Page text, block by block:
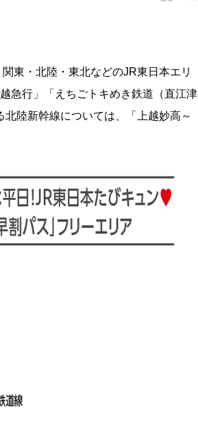
東・北陸・東北などのJR東日本エリ
急行」「えちごトキめき鉄道（直江津
陸新幹線については、「上越妙高～